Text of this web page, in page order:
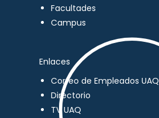
Facultades
Campus
Enlaces
Correo de Empleados UAQ
Directorio
TV UAQ